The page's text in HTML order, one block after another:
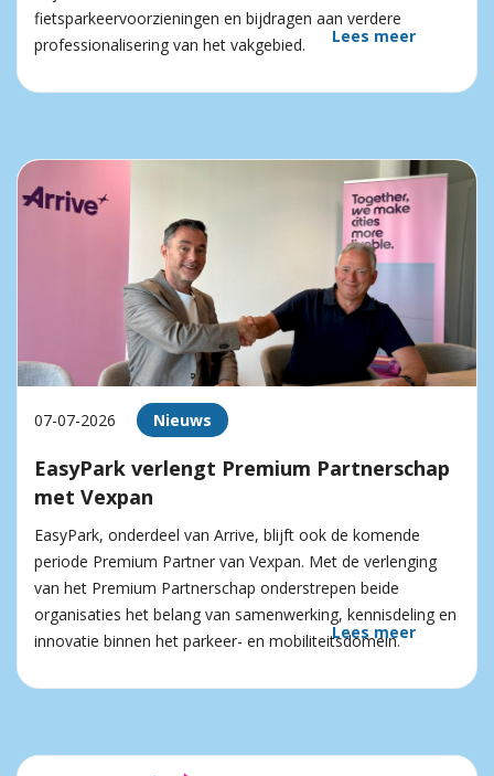
fietsparkeervoorzieningen en bijdragen aan verdere
professionalisering van het vakgebied.
Lees meer
07-07-2026 Nieuws
EasyPark verlengt Premium Partnerschap
met Vexpan
EasyPark, onderdeel van Arrive, blijft ook de komende
periode Premium Partner van Vexpan. Met de verlenging
van het Premium Partnerschap onderstrepen beide
organisaties het belang van samenwerking, kennisdeling en
innovatie binnen het parkeer- en mobiliteitsdomein.
Lees meer